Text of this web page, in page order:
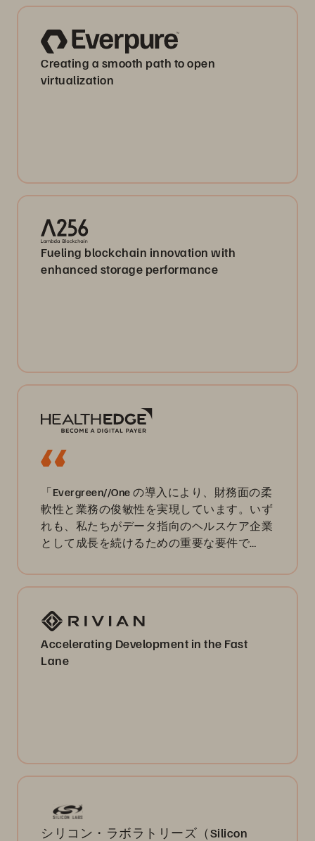
Creating a smooth path to open
virtualization
Fueling blockchain innovation with
enhanced storage performance
「Evergreen//One の導入により、財務面の柔
軟性と業務の俊敏性を実現しています。いず
れも、私たちがデータ指向のヘルスケア企業
として成長を続けるための重要な要件で
Accelerating Development in the Fast
Lane
シリコン・ラボラトリーズ（Silicon